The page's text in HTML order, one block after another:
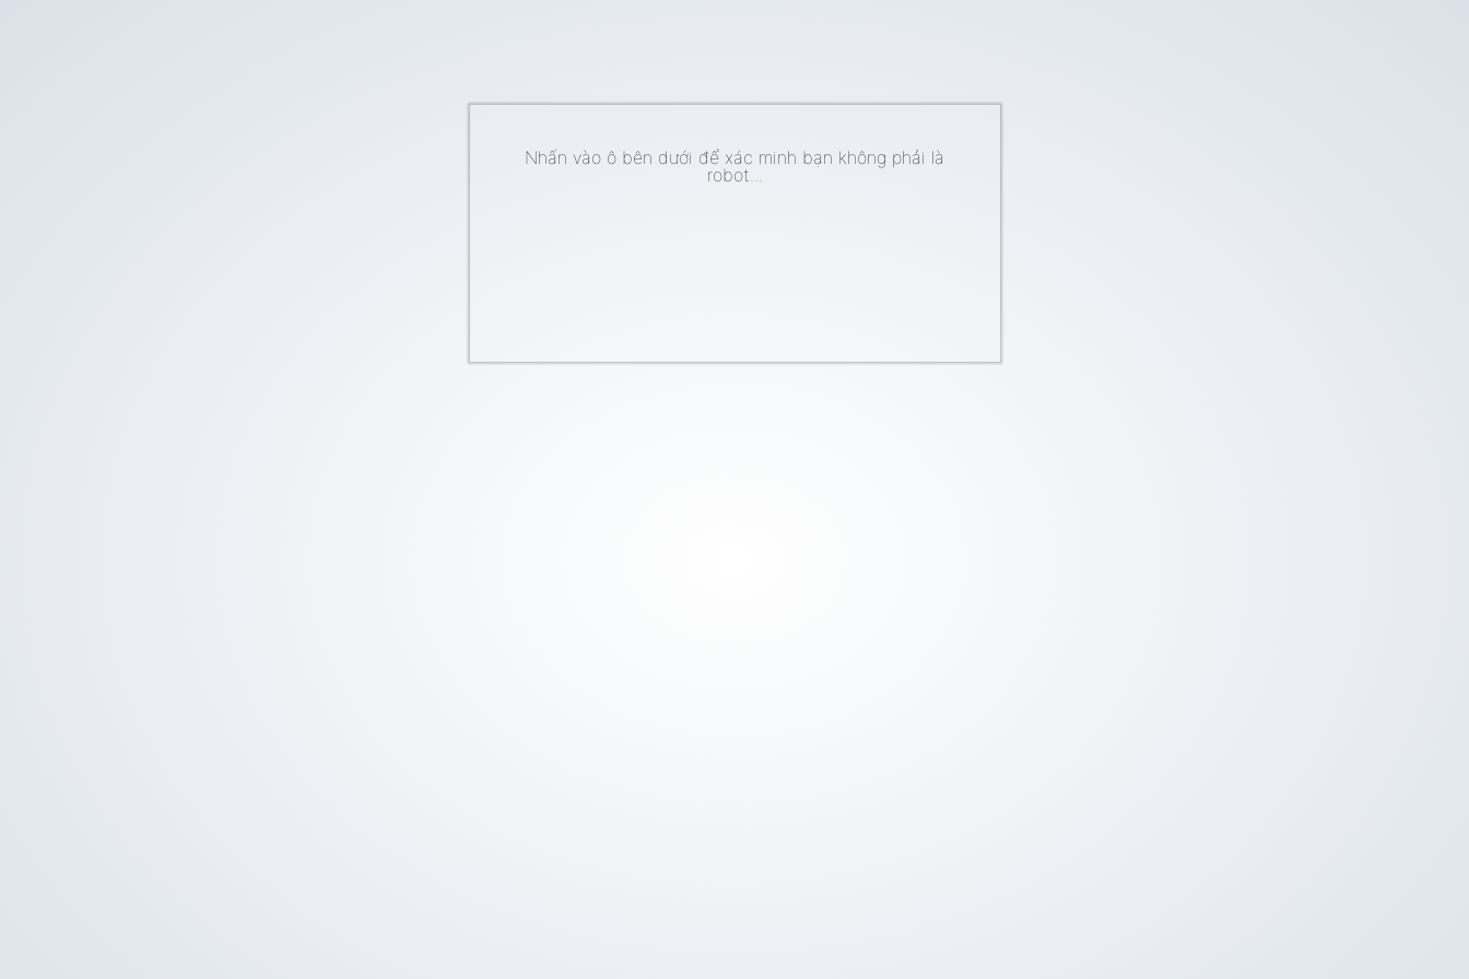
Nhấn vào ô bên dưới để xác minh bạn không phải là
robot...